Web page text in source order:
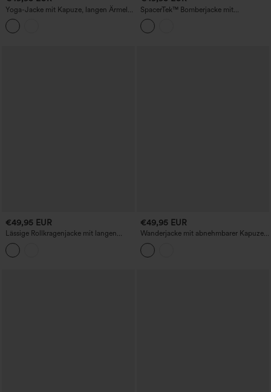
Yoga-Jacke mit Kapuze, langen Ärmeln,
Daumenlöchern, Streifen und Taschen
SpacerTek™ Bomberjacke mit
Rundhalsausschnitt, langen Ärmeln und
Taschen
€49,95 EUR
Lässige Rollkragenjacke mit langen
Ärmeln, Kordelzug und Taschen
€49,95 EUR
Wanderjacke mit abnehmbarer Kapuze,
Daumenlöchern, Kordelzug, 2-Wege-
Reißverschluss und Taschen